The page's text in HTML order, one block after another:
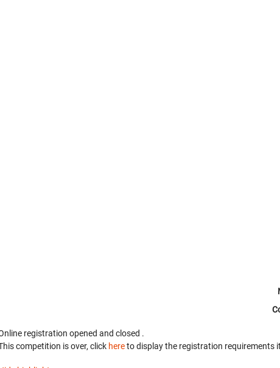
registration opened and closed .
competition is over, click hereto display the registration requirements